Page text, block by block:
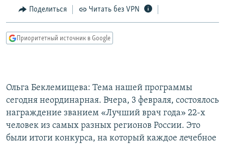
содержанию
Вернутся
главной
поиску
ЦИТАТЫ СВОБОДЫ
МНЕНИЯ
КУЛЬТУРА
СЕВЕР.РЕАЛИИ
СИБИРЬ.РЕАЛИИ
РАСПИСАНИЕ ВЕЩАНИЯ
Поделиться Читать без VPN
Приоритетный источник в Google
Ольга Беклемищева: Тема нашей программы
сегодня неординарная. Вчера, 3 февраля, состоялось
награждение званием «Лучший врач года» 22-х
человек из самых разных регионов России. Это
были итоги конкурса, на который каждое лечебное